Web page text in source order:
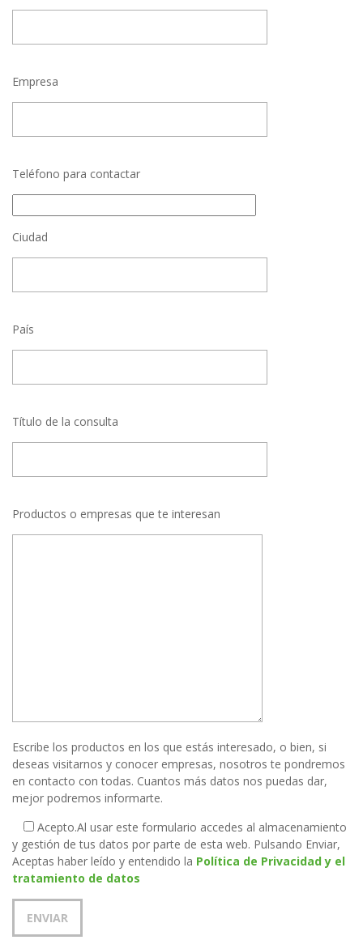
Empresa
Teléfono para contactar
Ciudad
País
Título de la consulta
Productos o empresas que te interesan
Escribe los productos en los que estás interesado, o bien, si
deseas visitarnos y conocer empresas, nosotros te pondremos
en contacto con todas. Cuantos más datos nos puedas dar,
mejor podremos informarte.
Acepto.Al usar este formulario accedes al almacenamiento
y gestión de tus datos por parte de esta web. Pulsando Enviar,
Aceptas haber leído y entendido la Política de Privacidad y el
tratamiento de datos